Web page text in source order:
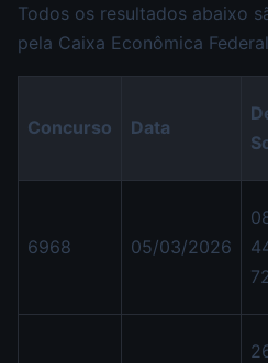
Todos os resultados abaixo
pela Caixa Econômica
Concurso Data
6968 05/03/2026
72